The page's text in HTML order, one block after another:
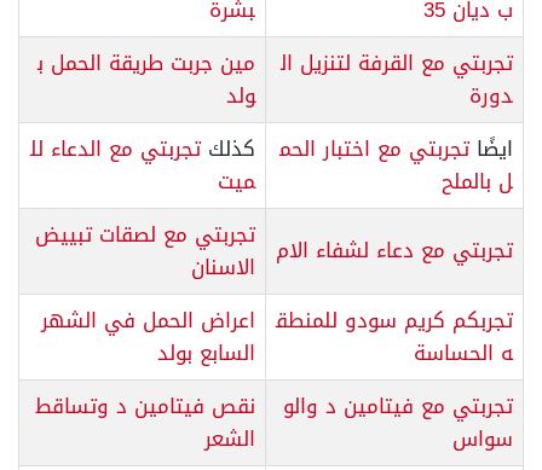
ب ديان 35
بشرة
تجربتي مع القرفة لتنزيل ال
دورة
مين جربت طريقة الحمل ب
ولد
ايضًاتجربتي مع اختبار الحم
ل بالملح
كذلكتجربتي مع الدعاء لل
ميت
تجربتي مع دعاء لشفاء الام تجربتي مع لصقات تبييض
الاسنان
تجربكم كريم سودو للمنطق
ه الحساسة
اعراض الحمل في الشهر
السابع بولد
تجربتي مع فيتامين د والو
سواس
نقص فيتامين د وتساقط
الشعر